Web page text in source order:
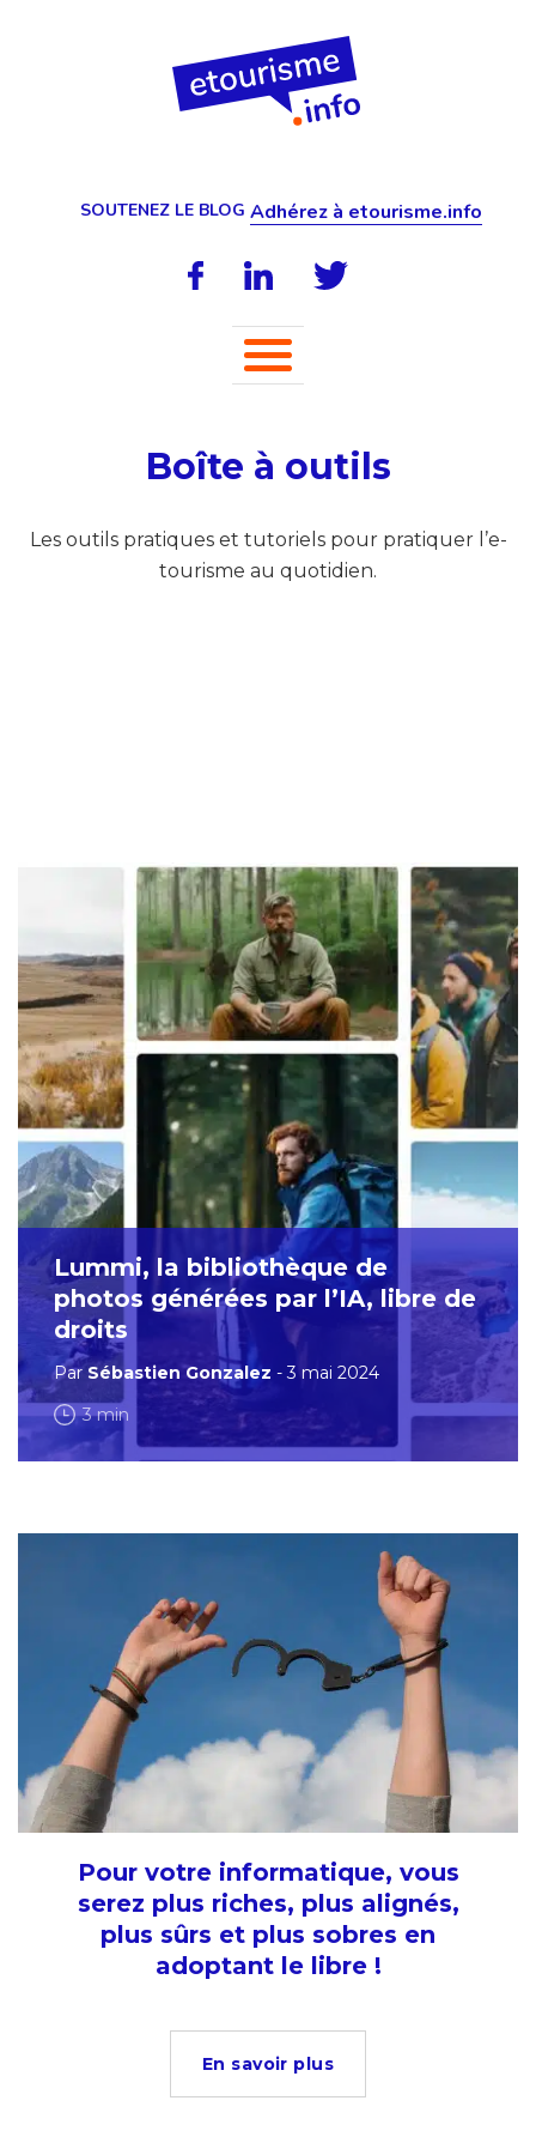
SOUTENEZ LE BLOG Adhérez à etourisme.info
Boîte à outils
Les outils pratiques et tutoriels pour pratiquer l’e-
tourisme au quotidien.
Lummi, la bibliothèque de
photos générées par l’IA, libre de
droits
Par Sébastien Gonzalez - 3 mai 2024
3 min
Pour votre informatique, vous
serez plus riches, plus alignés,
plus sûrs et plus sobres en
adoptant le libre !
En savoir plus